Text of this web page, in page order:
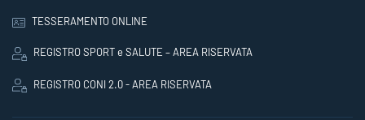
TESSERAMENTO ONLINE
REGISTRO SPORT e SALUTE – AREA RISERVATA
REGISTRO CONI 2.0 - AREA RISERVATA